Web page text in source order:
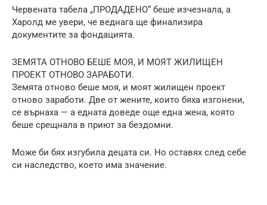
Червената табела „ПРОДАДЕНО“ беше изчезнала, а
Харолд ме увери, че веднага ще финализира
документите за фондацията.
ЗЕМЯТА ОТНОВО БЕШЕ МОЯ, И МОЯТ ЖИЛИЩЕН
ПРОЕКТ ОТНОВО ЗАРАБОТИ.
Земята отново беше моя, и моят жилищен проект
отново заработи. Две от жените, които бяха изгонени,
се върнаха — а едната доведе още една жена, която
беше срещнала в приют за бездомни.
Може би бях изгубила децата си. Но оставях след себе
си наследство, което има значение.